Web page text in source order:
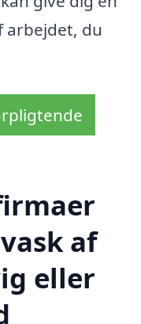
arbejdet, du
af
eller